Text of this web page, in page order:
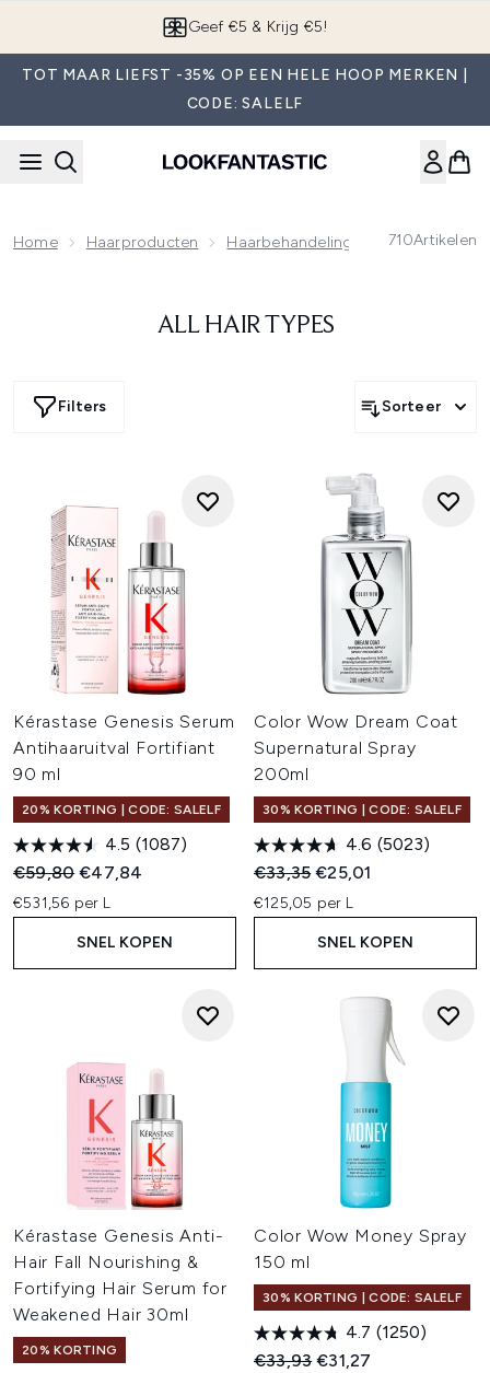
Geef €5 & Krijg €5!
TOT MAAR LIEFST -35% OP EEN HELE HOOP MERKEN |
CODE: SALELF
Home Haarproducten Haarbehandelingsproducten All
710Artikelen
ALL HAIR TYPES
Filters Sorteer
Kérastase Genesis Serum
Antihaaruitval Fortifiant
90 ml
20% KORTING | CODE: SALELF
4.5 (1087)
Recommended Retail Price:
€59,80Huidige prijs:
€47,84
€531,56 per L
SNEL KOPEN
Color Wow Dream Coat
Supernatural Spray
200ml
30% KORTING | CODE: SALELF
4.6 (5023)
Recommended Retail Price:
€33,35Huidige prijs:
€25,01
€125,05 per L
SNEL KOPEN
Kérastase Genesis Anti-
Hair Fall Nourishing &
Fortifying Hair Serum for
Weakened Hair 30ml
20% KORTING
Color Wow Money Spray
150 ml
30% KORTING | CODE: SALELF
4.7 (1250)
Recommended Retail Price:
€33,93Huidige prijs:
€31,27